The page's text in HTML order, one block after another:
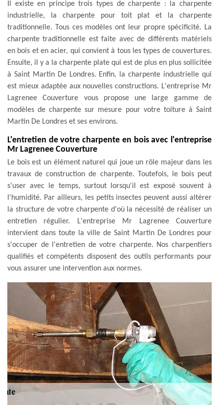
Il existe en principe trois types de charpente : la charpente
industrielle, la charpente pour toit plat et la charpente
traditionnelle. Tous ces modèles ont leur propre spécificité. La
charpente traditionnelle est faite avec de différents matériels
en bois et en acier, qui convient à tous les types de couvertures.
Ensuite, il y a la charpente plate qui est de plus en plus sollicitée
à Saint Martin De Londres. Enfin, la charpente industrielle qui
est mieux adaptée aux nouvelles constructions. L'entreprise Mr
Lagrenee Couverture vous propose une large gamme de
modèles de charpente sur mesure pour votre toiture à Saint
Martin De Londres et ses environs.
L'entretien de votre charpente en bois avec l'entreprise
Mr Lagrenee Couverture
Le bois est un élément naturel qui joue un rôle majeur dans les
travaux de construction de charpente. Toutefois, le bois peut
s'user avec le temps, surtout lorsqu'il est exposé souvent à
l'humidité. Par ailleurs, les petits insectes peuvent aussi altérer
la structure de votre charpente d'où la nécessité de réaliser un
entretien régulier. L'entreprise Mr Lagrenee Couverture
intervient dans toute la ville de Saint Martin De Londres pour
s'occuper de l'entretien de votre charpente. Nos charpentiers
qualifiés et compétents disposent des outils performants pour
vous assurer une intervention aux normes.